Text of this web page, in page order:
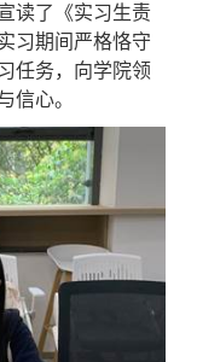
读了《实习生责
习期间严格恪守
任务，向学院领
信心。